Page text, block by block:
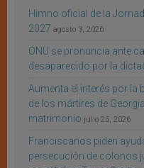
Himno oficial de la
2027 agosto 3, 2026
ONU se pronuncia ante
desaparecido por la
Aumenta el interés por la
de los mártires de
matrimonio julio 25, 2026
Franciscanos piden
persecución de colonos